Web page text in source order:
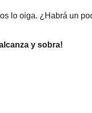
lo oiga. ¿Habrá un
y sobra!